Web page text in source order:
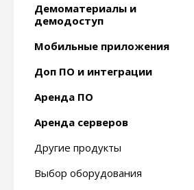
Демоматериалы и
демодоступ
Мобильные приложения
Доп ПО и интеграции
Аренда ПО
Аренда серверов
Другие продукты
Выбор оборудования